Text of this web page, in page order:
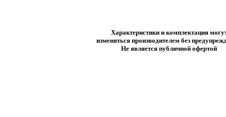
Характеристики и комплектация
изменяться производителем без
Не является публичной офертой